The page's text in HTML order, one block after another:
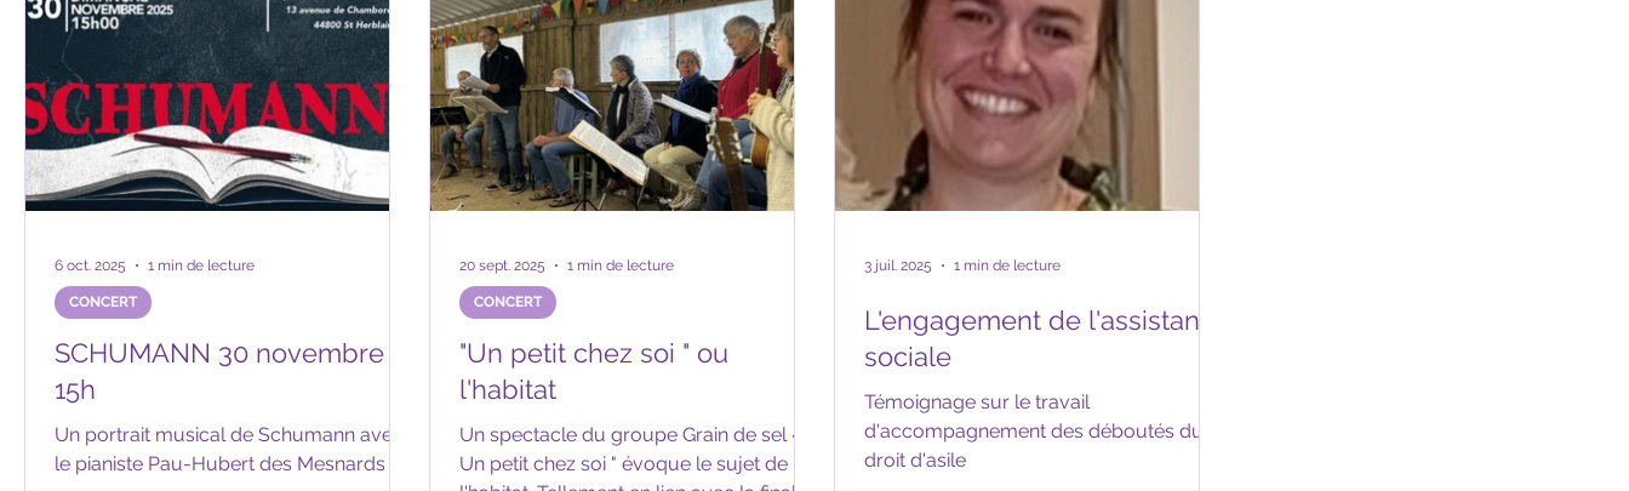
assemblée nombreuse pour célébrer
les 20 ans de notre association
SCHUMANN 30 novembre
15h
Un portrait musical de Schumann avec
le pianiste Pau-Hubert des Mesnards
CONCERT
6 oct. 2025 1 min de lecture
"Un petit chez soi " ou
l'habitat
Un spectacle du groupe Grain de sel «
Un petit chez soi " évoque le sujet de
CONCERT
20 sept. 2025 1 min de lecture
L'engagement de l'assistante
sociale
Témoignage sur le travail
d'accompagnement des déboutés du
droit d'asile
3 juil. 2025 1 min de lecture